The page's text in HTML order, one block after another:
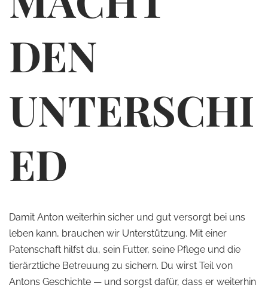
DEN
UNTERSCHI
ED
Damit Anton weiterhin sicher und gut versorgt bei uns
leben kann, brauchen wir Unterstützung. Mit einer
Patenschaft hilfst du, sein Futter, seine Pflege und die
tierärztliche Betreuung zu sichern. Du wirst Teil von
Antons Geschichte — und sorgst dafür, dass er weiterhin